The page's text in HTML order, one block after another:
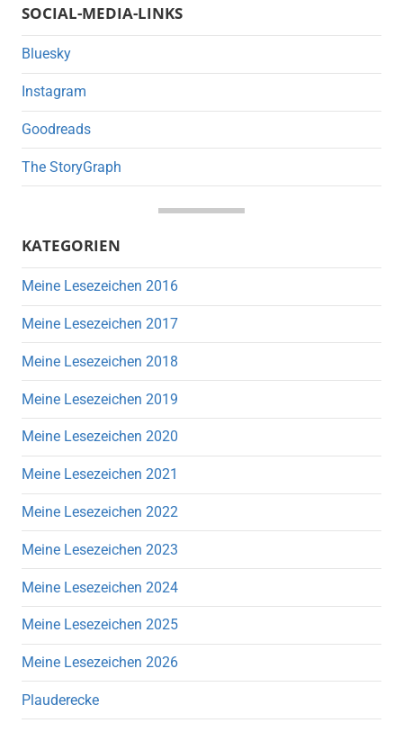
SOCIAL-MEDIA-LINKS
Bluesky
Instagram
Goodreads
The StoryGraph
KATEGORIEN
Meine Lesezeichen 2016
Meine Lesezeichen 2017
Meine Lesezeichen 2018
Meine Lesezeichen 2019
Meine Lesezeichen 2020
Meine Lesezeichen 2021
Meine Lesezeichen 2022
Meine Lesezeichen 2023
Meine Lesezeichen 2024
Meine Lesezeichen 2025
Meine Lesezeichen 2026
Plauderecke